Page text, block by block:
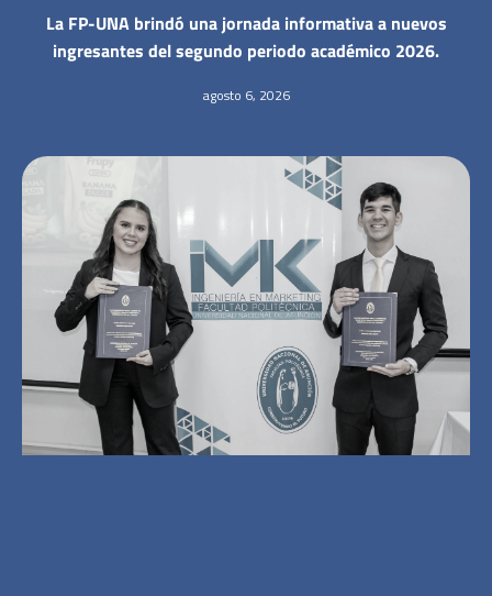
La FP-UNA brindó una jornada informativa a nuevos
ingresantes del segundo periodo académico 2026.
agosto 6, 2026